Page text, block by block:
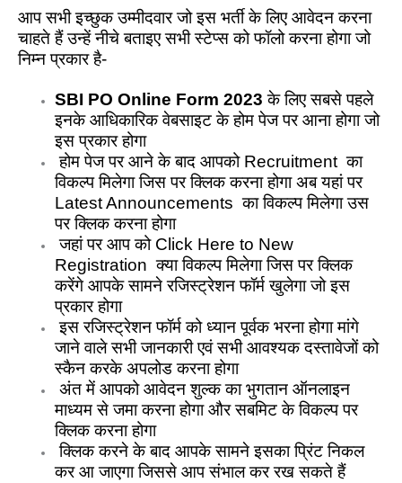
आप सभी इच्छुक उम्मीदवार जो इस भर्ती के लिए आवेदन करना
चाहते हैं उन्हें नीचे बताइए सभी स्टेप्स को फॉलो करना होगा जो
निम्न प्रकार है-
SBI PO Online Form 2023के लिए सबसे पहले
इनके आधिकारिक वेबसाइट के होम पेज पर आना होगा जो
इस प्रकार होगा
होम पेज पर आने के बाद आपको Recruitment का
विकल्प मिलेगा जिस पर क्लिक करना होगा अब यहां पर
Latest Announcements का विकल्प मिलेगा उस
पर क्लिक करना होगा
जहां पर आप को Click Here to New
Registration क्या विकल्प मिलेगा जिस पर क्लिक
करेंगे आपके सामने रजिस्ट्रेशन फॉर्म खुलेगा जो इस
प्रकार होगा
इस रजिस्ट्रेशन फॉर्म को ध्यान पूर्वक भरना होगा मांगे
जाने वाले सभी जानकारी एवं सभी आवश्यक दस्तावेजों को
स्कैन करके अपलोड करना होगा
अंत में आपको आवेदन शुल्क का भुगतान ऑनलाइन
माध्यम से जमा करना होगा और सबमिट के विकल्प पर
क्लिक करना होगा
क्लिक करने के बाद आपके सामने इसका प्रिंट निकल
कर आ जाएगा जिससे आप संभाल कर रख सकते हैं